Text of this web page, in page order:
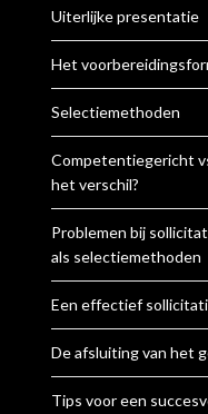
Uiterlijke presentatie
Het
Selectiemethoden
Competentiegericht
het verschil?
Problemen bij
als selectiemethoden
Een effectief
De afsluiting van het
Tips voor een